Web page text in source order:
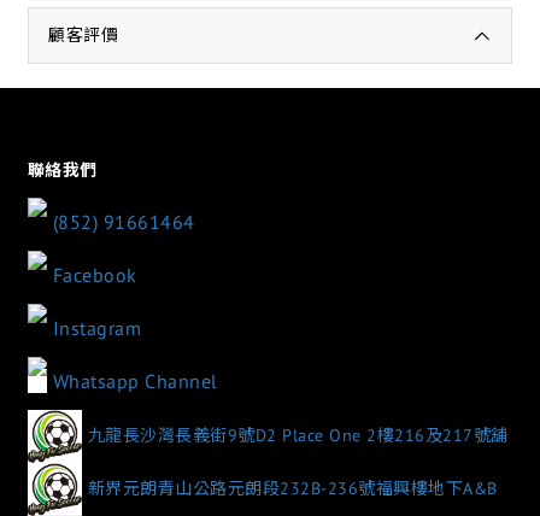
顧客評價
聯絡我們
(852) 91661464
Facebook
Instagram
Whatsapp Channel
九龍長沙灣長義街9號D2 Place One 2樓216及217號舖
新界元朗青山公路元朗段232B-236號福興樓地下A&B